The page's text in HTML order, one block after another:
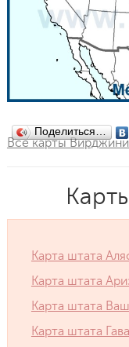
Поделиться…
Все карты
Карта штата
Карта штата
Карта штата
Карта штата